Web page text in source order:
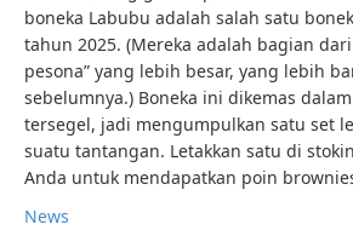
boneka Labubu adalah salah satu
tahun 2025. (Mereka adalah bagian
pesona” yang lebih besar, yang lebih
sebelumnya.) Boneka ini dikemas
tersegel, jadi mengumpulkan satu set
suatu tantangan. Letakkan satu di
Anda untuk mendapatkan poin
News